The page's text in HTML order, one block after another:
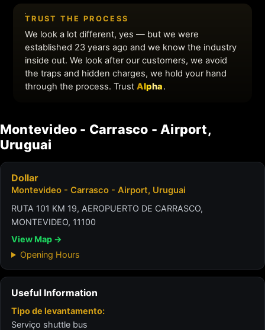
Montevideo - Carrasco - Airport,
Uruguai
Dollar
Montevideo - Carrasco - Airport, Uruguai
RUTA 101 KM 19, AEROPUERTO DE CARRASCO,
MONTEVIDEO, 11100
View Map →
Opening Hours
Useful Information
Tipo de levantamento:
Serviço shuttle bus